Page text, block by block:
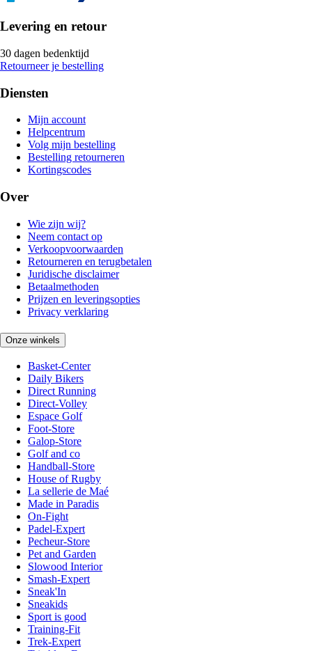
Levering en retour
30 dagen bedenktijd
Retourneer je bestelling
Diensten
Mijn account
Helpcentrum
Volg mijn bestelling
Bestelling retourneren
Kortingscodes
Over
Wie zijn wij?
Neem contact op
Verkoopvoorwaarden
Retourneren en terugbetalen
Juridische disclaimer
Betaalmethoden
Prijzen en leveringsopties
Privacy verklaring
Onze winkels
Basket-Center
Daily Bikers
Direct Running
Direct-Volley
Espace Golf
Foot-Store
Galop-Store
Golf and co
Handball-Store
House of Rugby
La sellerie de Maé
Made in Paradis
On-Fight
Padel-Expert
Pecheur-Store
Pet and Garden
Slowood Interior
Smash-Expert
Sneak'In
Sneakids
Sport is good
Training-Fit
Trek-Expert